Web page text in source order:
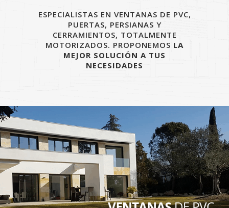
ESPECIALISTAS EN VENTANAS DE PVC,
PUERTAS, PERSIANAS Y
CERRAMIENTOS, TOTALMENTE
MOTORIZADOS. PROPONEMOS LA
MEJOR SOLUCIÓN A TUS
NECESIDADES